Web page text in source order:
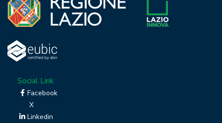
Social Link
Facebook
X
Linkedin